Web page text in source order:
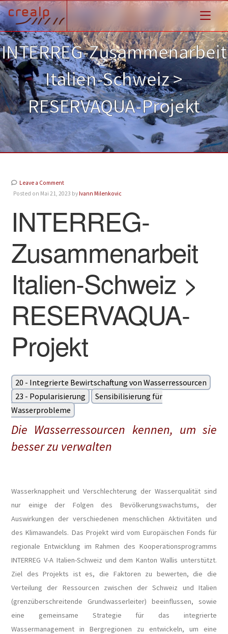
INTERREG-Zusammenarbeit
Italien-Schweiz >
RESERVAQUA-Projekt
Leave a Comment
Posted on Mai 21, 2023 by Ivann Milenkovic
INTERREG-
Zusammenarbeit
Italien-Schweiz >
RESERVAQUA-
Projekt
20 - Integrierte Bewirtschaftung von Wasserressourcen
23 - Popularisierung
Sensibilisierung für
Wasserprobleme
Die Wasserressourcen kennen, um sie
besser zu verwalten
Wasserknappheit und Verschlechterung der Wasserqualität sind
nur einige der Folgen des Bevölkerungswachstums, der
Auswirkungen der verschiedenen menschlichen Aktivitäten und
des Klimawandels. Das Projekt wird vom Europäischen Fonds für
regionale Entwicklung im Rahmen des Kooperationsprogramms
INTERREG V-A Italien-Schweiz und dem Kanton Wallis unterstützt.
Ziel des Projekts ist es, die Faktoren zu bewerten, die die
Verteilung der Ressourcen zwischen der Schweiz und Italien
(grenzüberschreitende Grundwasserleiter) beeinflussen, sowie
eine gemeinsame Strategie für das integrierte
Wassermanagement in Bergregionen zu entwickeln, um eine